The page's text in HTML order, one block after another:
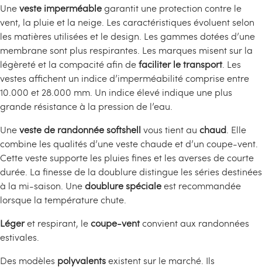
Uneveste imperméablegarantit une protection contre le
vent, la pluie et la neige. Les caractéristiques évoluent selon
les matières utilisées et le design. Les gammes dotées d’une
membrane sont plus respirantes. Les marques misent sur la
légèreté et la compacité afin defaciliter le transport. Les
vestes affichent un indice d’imperméabilité comprise entre
10.000 et 28.000 mm. Un indice élevé indique une plus
grande résistance à la pression de l’eau.
Uneveste de randonnée softshell vous tient au chaud . Elle
combine les qualités d’une veste chaude et d’un coupe-vent.
Cette veste supporte les pluies fines et les averses de courte
durée. La finesse de la doublure distingue les séries destinées
à la mi-saison. Unedoublure spécialeest recommandée
lorsque la température chute.
Légeret respirant, lecoupe-ventconvient aux randonnées
estivales.
Des modèles polyvalentsexistent sur le marché. Ils